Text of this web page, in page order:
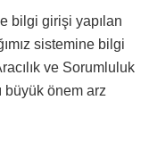
bilgi girişi yapılan
sistemine bilgi
ve Sorumluluk
büyük önem arz